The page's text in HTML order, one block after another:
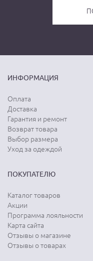
ИНФОРМАЦИЯ
Оплата
Доставка
Гарантия и ремонт
Возврат товара
Выбор размера
Уход за одеждой
ПОКУПАТЕЛЮ
Каталог товаров
Акции
Программа лояльности
Карта сайта
Отзывы о магазине
Отзывы о товарах